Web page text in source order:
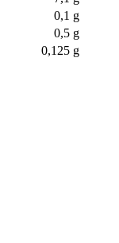
0,1 g
0,5 g
0,125 g